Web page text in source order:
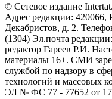
© Сетевое издание
Адрес редакции: 420066,
Декабристов, д. 2.
(1304) Эл.почта
редактор Гареев Р.И.
материалы 16+. СМИ
службой по надзору в
технологий и массовых
ЭЛ № ФС 77 - 77652 от